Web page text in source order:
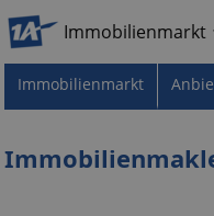
Immobilienmarkt
Immobilienmarkt